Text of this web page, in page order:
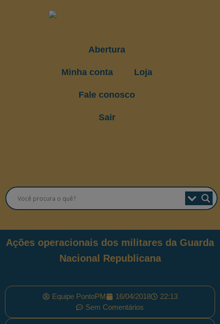
Abertura
Minha conta Loja
Fale conosco
Sair
Ações operacionais dos militares da Guarda
Nacional Republicana
Equipe PontoPM 16/04/2018
22:13
Sem Comentários